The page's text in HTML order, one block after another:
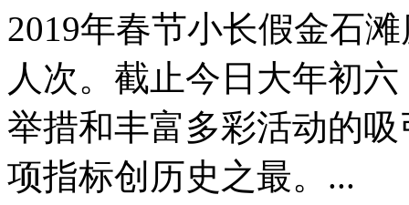
2019年春节小长假金石
人次。截止今日大年初
举措和丰富多彩活动的
项指标创历史之最。...